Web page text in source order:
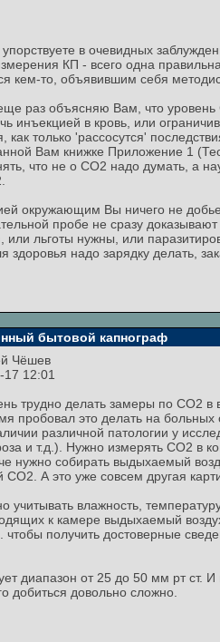
в очевидных
КП - всего одна
кем-то, объявившим себя
раз объясняю Вам, что
инъекцией в кровь, или
как только 'рассосутся'
Вам книжке Приложение 1
что не о СО2 надо думать, а
окружающим Вы ничего не
пробе не сразу
или льготы нужны, или
здоровья надо зарядку делать,
бытовой капнограф
Чёшев
12:01
трудно делать замеры по СО2 в
пробовал это делать на
различной патологии у
и т.д.). Нужно измерять СО2 в
нужно собирать выдыхаемый
СО2. А это уже совсем другая
учитывать влажность,
к камере выдыхаемый
чтобы получить достоверные
диапазон от 25 до 50 мм рт ст.
добиться довольно сложно.